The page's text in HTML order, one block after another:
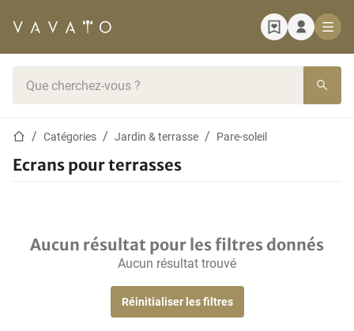
Page d'accueil
Catégories Jardin & terrasse Pare-soleil
Ecrans pour terrasses
Aucun résultat pour les filtres donnés
Aucun résultat trouvé
Réinitialiser les filtres